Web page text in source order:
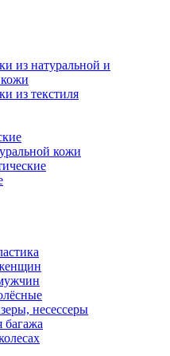
из натуральной и
из текстиля
кожи
несессеры
багажа